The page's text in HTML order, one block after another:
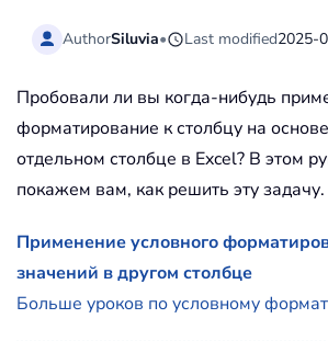
AuthorSiluvia• Last modified2025-
Пробовали ли вы когда-нибудь
форматирование к столбцу на
отдельном столбце в Excel? В этом
покажем вам, как решить эту задачу.
Применение условного
значений в другом столбце
Больше уроков по условному